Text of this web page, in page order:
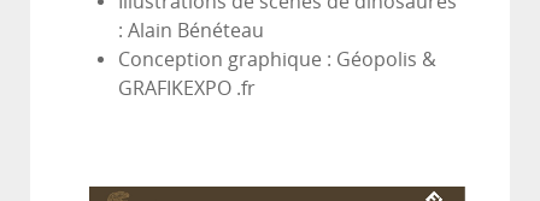
: Alain Bénéteau
Conception graphique : Géopolis &
GRAFIKEXPO .fr